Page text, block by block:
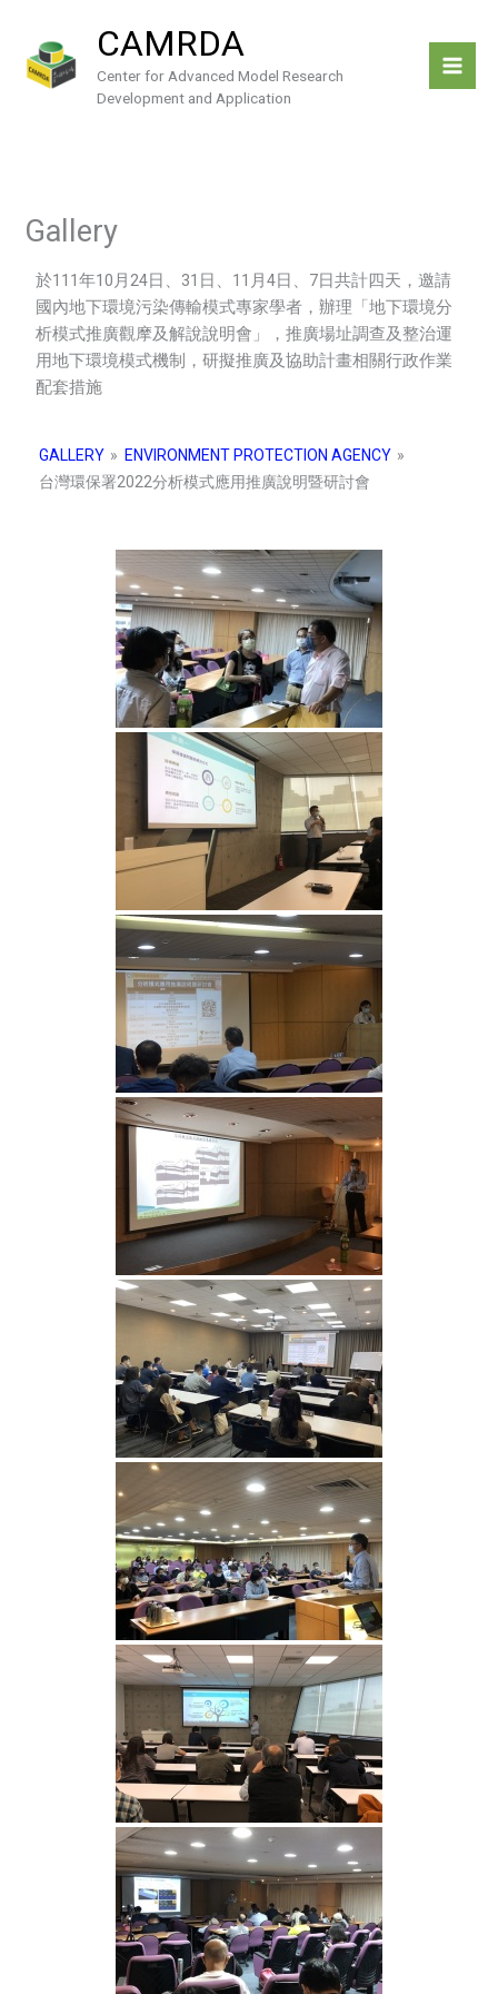
content
CAMRDA
Center for Advanced Model Research
Development and Application
Gallery
於111年10月24日、31日、11月4日、7日共計四天，邀請
國內地下環境污染傳輸模式專家學者，辦理「地下環境分
析模式推廣觀摩及解說說明會」，推廣場址調查及整治運
用地下環境模式機制，研擬推廣及協助計畫相關行政作業
配套措施
GALLERY » ENVIRONMENT PROTECTION AGENCY »
台灣環保署2022分析模式應用推廣說明暨研討會